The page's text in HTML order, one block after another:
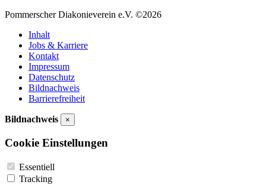
Pommerscher Diakonieverein e.V. ©2026
Inhalt
Jobs & Karriere
Kontakt
Impressum
Datenschutz
Bildnachweis
Barrierefreiheit
Bildnachweis ×
Cookie Einstellungen
Essentiell
Tracking